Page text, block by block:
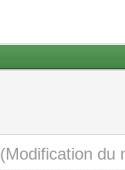
(Modification du